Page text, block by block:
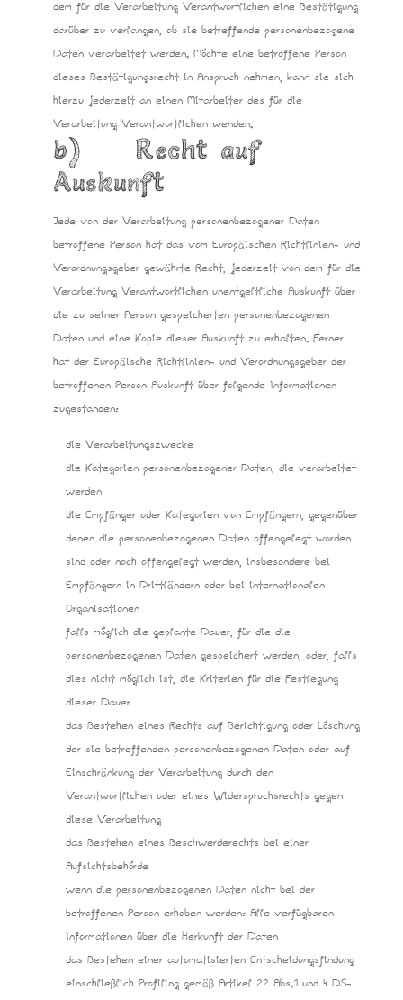
dem für die Verarbeitung Verantwortlichen eine Bestätigung
darüber zu verlangen, ob sie betreffende personenbezogene
Daten verarbeitet werden. Möchte eine betroffene Person
dieses Bestätigungsrecht in Anspruch nehmen, kann sie sich
hierzu jederzeit an einen Mitarbeiter des für die
Verarbeitung Verantwortlichen wenden.
b) Recht auf
Auskunft
Jede von der Verarbeitung personenbezogener Daten
betroffene Person hat das vom Europäischen Richtlinien- und
Verordnungsgeber gewährte Recht, jederzeit von dem für die
Verarbeitung Verantwortlichen unentgeltliche Auskunft über
die zu seiner Person gespeicherten personenbezogenen
Daten und eine Kopie dieser Auskunft zu erhalten. Ferner
hat der Europäische Richtlinien- und Verordnungsgeber der
betroffenen Person Auskunft über folgende Informationen
zugestanden:
die Verarbeitungszwecke
die Kategorien personenbezogener Daten, die verarbeitet
werden
die Empfänger oder Kategorien von Empfängern, gegenüber
denen die personenbezogenen Daten offengelegt worden
sind oder noch offengelegt werden, insbesondere bei
Empfängern in Drittländern oder bei internationalen
Organisationen
falls möglich die geplante Dauer, für die die
personenbezogenen Daten gespeichert werden, oder, falls
dies nicht möglich ist, die Kriterien für die Festlegung
dieser Dauer
das Bestehen eines Rechts auf Berichtigung oder Löschung
der sie betreffenden personenbezogenen Daten oder auf
Einschränkung der Verarbeitung durch den
Verantwortlichen oder eines Widerspruchsrechts gegen
diese Verarbeitung
das Bestehen eines Beschwerderechts bei einer
Aufsichtsbehörde
wenn die personenbezogenen Daten nicht bei der
betroffenen Person erhoben werden: Alle verfügbaren
Informationen über die Herkunft der Daten
das Bestehen einer automatisierten Entscheidungsfindung
einschließlich Profiling gemäß Artikel 22 Abs.1 und 4 DS-